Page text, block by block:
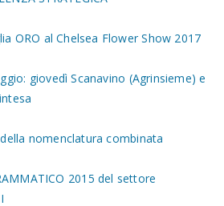
ORO al Chelsea Flower Show 2017
giovedì Scanavino (Agrinsieme) e
nomenclatura combinata
2015 del settore